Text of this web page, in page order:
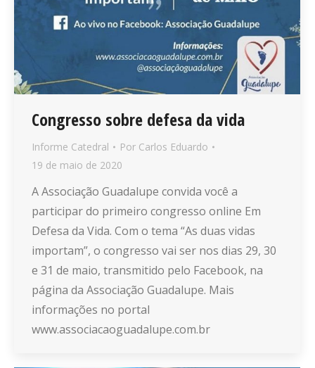
Congresso sobre defesa da vida
Informe Catedral Por Carlos Eduardo
19 de maio de 2020
A Associação Guadalupe convida você a
participar do primeiro congresso online Em
Defesa da Vida. Com o tema “As duas vidas
importam”, o congresso vai ser nos dias 29, 30
e 31 de maio, transmitido pelo Facebook, na
página da Associação Guadalupe. Mais
informações no portal
www.associacaoguadalupe.com.br